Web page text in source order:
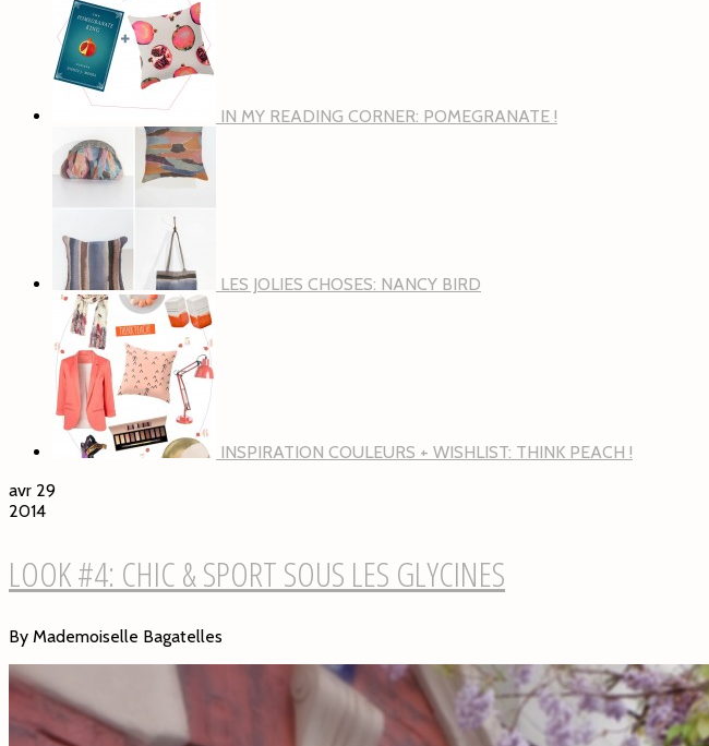
IN MY READING CORNER: POMEGRANATE !
LES JOLIES CHOSES: NANCY BIRD
INSPIRATION COULEURS + WISHLIST: THINK PEACH !
avr 29
2014
LOOK #4: CHIC & SPORT SOUS LES GLYCINES
By Mademoiselle Bagatelles